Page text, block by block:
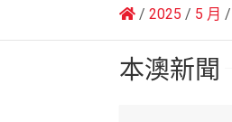
2025 5 月
本澳新聞